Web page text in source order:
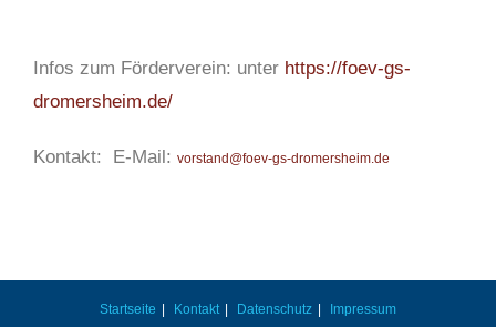
Infos zum Förderverein: unter https://foev-gs-
dromersheim.de/
Kontakt: E-Mail: vorstand@foev-gs-dromersheim.de
Startseite Kontakt Datenschutz Impressum